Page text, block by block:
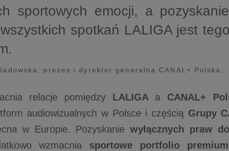
sportowych emocji, a
spotkań LALIGA jest
prezes i dyrektor generalna CANAL+ Polska.
relacje pomiędzy LALIGAa CANAL+
audiowizualnych w Polsce i częścią Grupy
w Europie. Pozyskaniewyłącznych praw
wzmacnia sportowe portfolio